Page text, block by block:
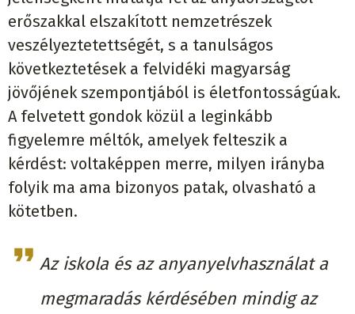
erőszakkal elszakított nemzetrészek
veszélyeztetettségét, s a tanulságos
következtetések a felvidéki magyarság
jövőjének szempontjából is életfontosságúak.
A felvetett gondok közül a leginkább
figyelemre méltók, amelyek felteszik a
kérdést: voltaképpen merre, milyen irányba
folyik ma ama bizonyos patak, olvasható a
kötetben.
Az iskola és az anyanyelvhasználat a
megmaradás kérdésében mindig az